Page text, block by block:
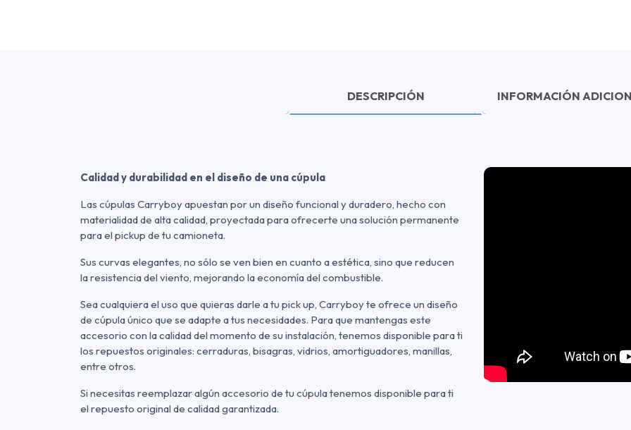
DESCRIPCIÓN INFORMACIÓN
Calidad y durabilidad en el diseño de una cúpula
Las cúpulas Carryboy apuestan por un diseño funcional y duradero, hecho con
materialidad de alta calidad, proyectada para ofrecerte una solución permanente
para el pickup de tu camioneta.
Sus curvas elegantes, no sólo se ven bien en cuanto a estética, sino que reducen
la resistencia del viento, mejorando la economía del combustible.
Sea cualquiera el uso que quieras darle a tu pick up, Carryboy te ofrece un diseño
de cúpula único que se adapte a tus necesidades. Para que mantengas este
accesorio con la calidad del momento de su instalación, tenemos disponible para ti
los repuestos originales: cerraduras, bisagras, vidrios, amortiguadores, manillas,
entre otros.
Si necesitas reemplazar algún accesorio de tu cúpula tenemos disponible para ti
el repuesto original de calidad garantizada.